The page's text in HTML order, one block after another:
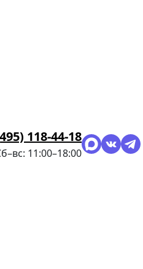
118-44-18
11:00–18:00